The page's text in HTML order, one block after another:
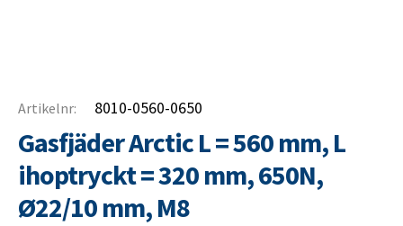
Artikelnr: 8010-0560-0650
Gasfjäder Arctic L = 560 mm, L
ihoptryckt = 320 mm, 650N,
Ø22/10 mm, M8